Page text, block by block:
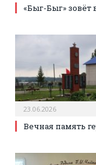
«Быг-Быг» зовёт
23.06.2026
Вечная память